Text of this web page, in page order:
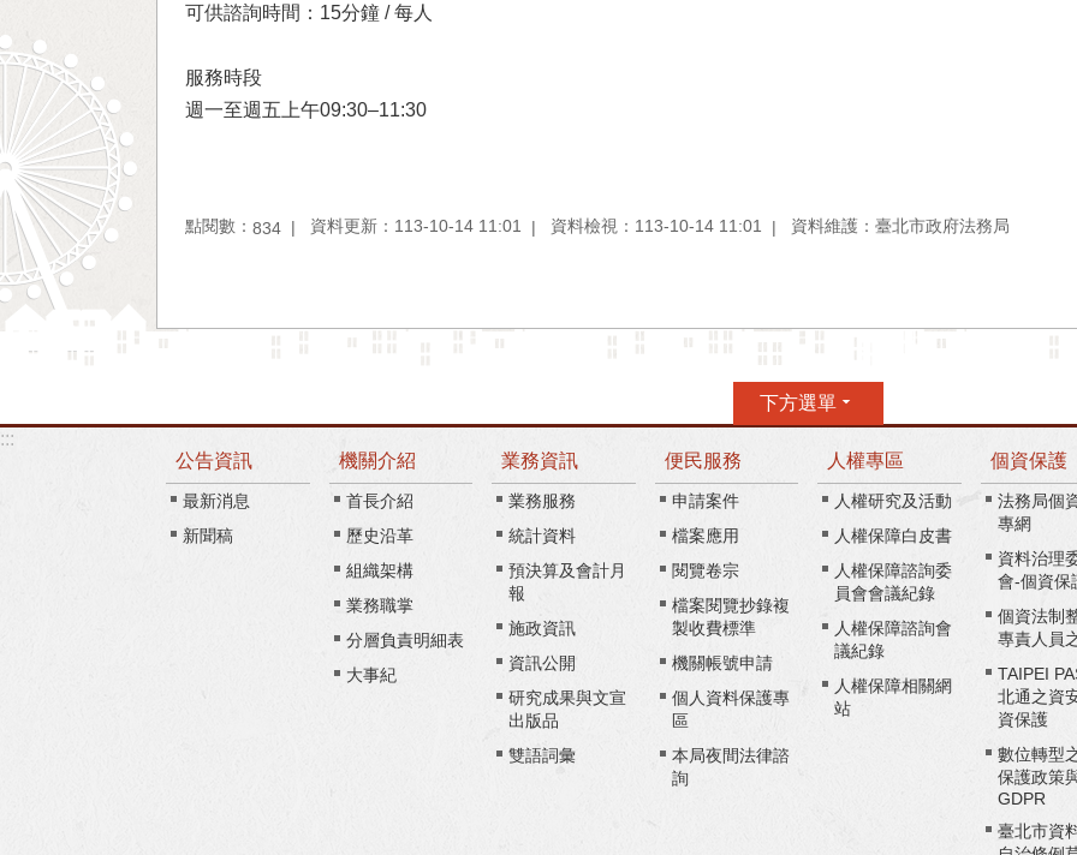
可供諮詢時間：15分鐘 / 每人
服務時段
週一至週五上午09:30–11:30
點閱數： 834 資料更新：113-10-14 11:01 資料檢視：113-10-14 11:01 資料維護：臺北市政府法務局
下方選單
:::
公告資訊
最新消息
新聞稿
機關介紹
首長介紹
歷史沿革
組織架構
業務職掌
分層負責明細表
大事紀
業務資訊
業務服務
統計資料
預決算及會計月
報
施政資訊
資訊公開
研究成果與文宣
出版品
雙語詞彙
便民服務
申請案件
檔案應用
閱覽卷宗
檔案閱覽抄錄複
製收費標準
機關帳號申請
個人資料保護專
區
本局夜間法律諮
詢
人權專區
人權研究及活動
人權保障白皮書
人權保障諮詢委
員會會議紀錄
人權保障諮詢會
議紀錄
人權保障相關網
站
個資保護
法務局個
專網
資料治理
會-個資保
個資法制
專責人員
TAIPEI
北通之資
資保護
數位轉型
保護政策
GDPR
臺北市資